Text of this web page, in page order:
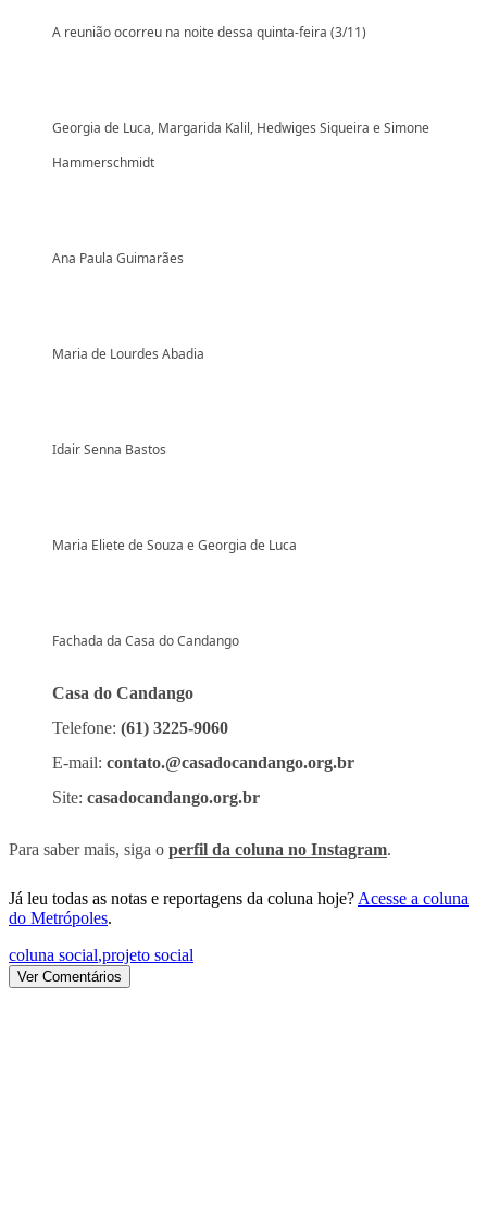
A reunião ocorreu na noite dessa quinta-feira (3/11)
Georgia de Luca, Margarida Kalil, Hedwiges Siqueira e Simone
Hammerschmidt
Ana Paula Guimarães
Maria de Lourdes Abadia
Idair Senna Bastos
Maria Eliete de Souza e Georgia de Luca
Fachada da Casa do Candango
Casa do Candango
Telefone: (61) 3225-9060
E-mail: contato.@casadocandango.org.br
Site: casadocandango.org.br
Para saber mais, siga o perfil da coluna no Instagram.
Já leu todas as notas e reportagens da coluna hoje? Acesse a coluna
do Metrópoles.
coluna social,projeto social
Ver Comentários